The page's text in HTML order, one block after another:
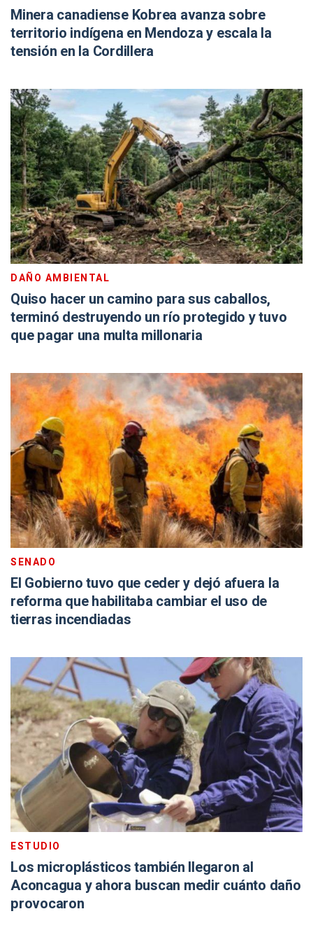
Minera canadiense Kobrea avanza sobre
territorio indígena en Mendoza y escala la
tensión en la Cordillera
DAÑO AMBIENTAL
Quiso hacer un camino para sus caballos,
terminó destruyendo un río protegido y tuvo
que pagar una multa millonaria
SENADO
El Gobierno tuvo que ceder y dejó afuera la
reforma que habilitaba cambiar el uso de
tierras incendiadas
ESTUDIO
Los microplásticos también llegaron al
Aconcagua y ahora buscan medir cuánto daño
provocaron